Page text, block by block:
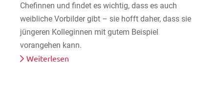
Chefinnen und findet es wichtig, dass es auch
weibliche Vorbilder gibt – sie hofft daher, dass sie
jüngeren Kolleginnen mit gutem Beispiel
vorangehen kann.
Weiterlesen